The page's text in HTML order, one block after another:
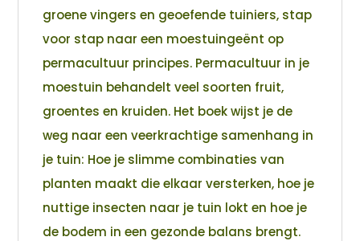
groene vingers en geoefende tuiniers, stap
voor stap naar een moestuingeënt op
permacultuur principes. Permacultuur in je
moestuin behandelt veel soorten fruit,
groentes en kruiden. Het boek wijst je de
weg naar een veerkrachtige samenhang in
je tuin: Hoe je slimme combinaties van
planten maakt die elkaar versterken, hoe je
nuttige insecten naar je tuin lokt en hoe je
de bodem in een gezonde balans brengt.